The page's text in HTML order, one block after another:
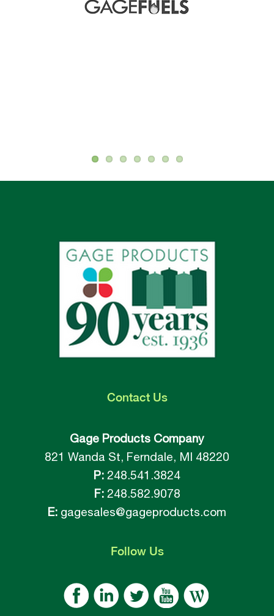
ContactUs
Gage Products Company
821 Wanda St, Ferndale, MI 48220
P: 248.541.3824
F:248.582.9078
E: gagesales@gageproducts.com
FollowUs